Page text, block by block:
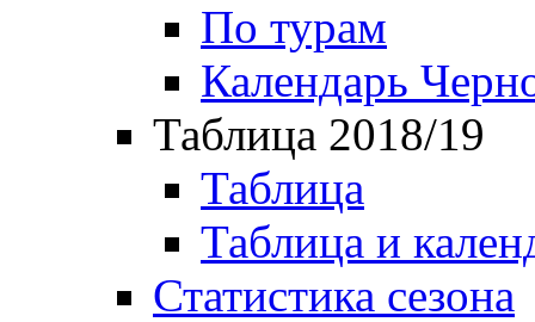
По турам
Календарь
Таблица 2018/19
Таблица
Таблица и
Статистика сезона